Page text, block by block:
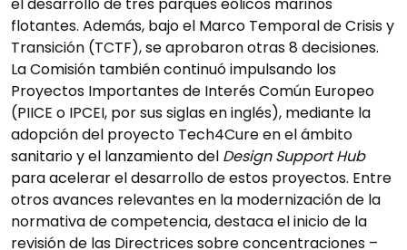
el desarrollo de tres parques eólicos marinos
flotantes. Además, bajo el Marco Temporal de Crisis y
Transición (TCTF), se aprobaron otras 8 decisiones.
La Comisión también continuó impulsando los
Proyectos Importantes de Interés Común Europeo
(PIICE o IPCEI, por sus siglas en inglés), mediante la
adopción del proyecto Tech4Cure en el ámbito
sanitario y el lanzamiento del Design Support Hub
para acelerar el desarrollo de estos proyectos. Entre
otros avances relevantes en la modernización de la
normativa de competencia, destaca el inicio de la
revisión de las Directrices sobre concentraciones –